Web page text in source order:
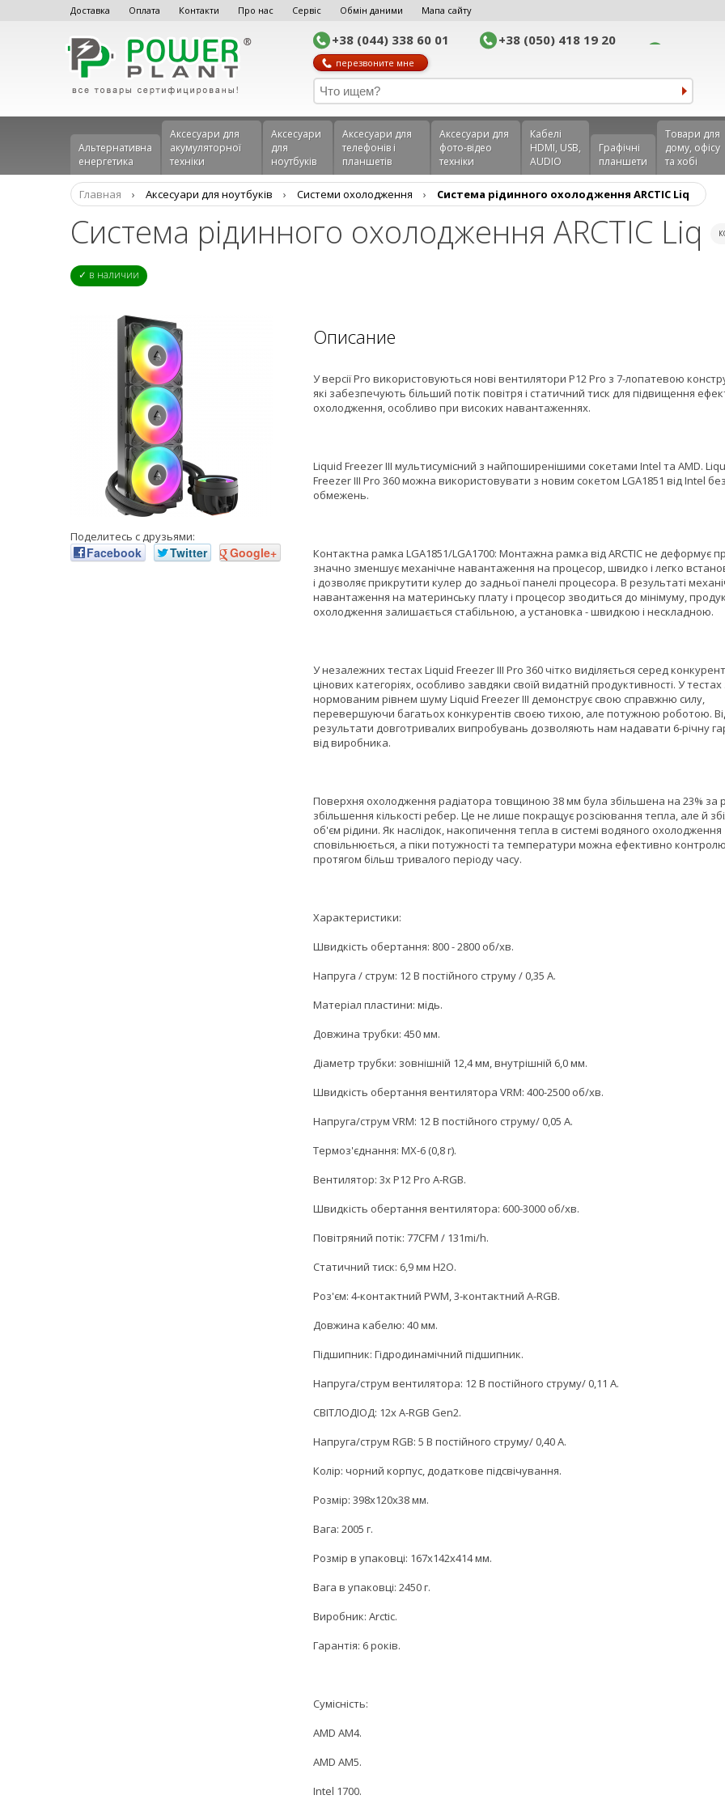
Доставка Оплата Контакти Про нас Сервіс Обмін даними Мапа сайту
+38 (044) 338 60 01 +38 (050) 418 19 20
перезвоните мне
Альтернативна
енергетика
Аксесуари для
акумуляторної
техніки
Аксесуари
для
ноутбуків
Аксеcуари для
телефонів і
планшетів
Аксесуари для
фото-відео
техніки
Кабелі
HDMI, USB,
AUDIO
Графічні
планшети
Товари для
дому, офісу
та хобі
Главная › Аксесуари для ноутбуків › Системи охолодження › Система рідинного охолодження ARCTIC Liq
Система рідинного охолодження ARCTIC Liq
✓ в наличии
Поделитесь с друзьями:
Facebook Twitter Google+
Описание
У версії Pro використовуються нові вентилятори P12 Pro з 7-лопатевою
які забезпечують більший потік повітря і статичний тиск для підвищення
охолодження, особливо при високих навантаженнях.
Liquid Freezer III мультисумісний з найпоширенішими сокетами Intel та AMD.
Freezer III Pro 360 можна використовувати з новим сокетом LGA1851 від Intel без
обмежень.
Контактна рамка LGA1851/LGA1700: Монтажна рамка від ARCTIC не деформує
значно зменшує механічне навантаження на процесор, швидко і легко
і дозволяє прикрутити кулер до задньої панелі процесора. В результаті
навантаження на материнську плату і процесор зводиться до мінімуму,
охолодження залишається стабільною, а установка - швидкою і нескладною.
У незалежних тестах Liquid Freezer III Pro 360 чітко виділяється серед
цінових категоріях, особливо завдяки своїй видатній продуктивності. У тестах
нормованим рівнем шуму Liquid Freezer III демонструє свою справжню силу,
перевершуючи багатьох конкурентів своєю тихою, але потужною роботою.
результати довготривалих випробувань дозволяють нам надавати 6-річну
від виробника.
Поверхня охолодження радіатора товщиною 38 мм була збільшена на 23% за
збільшення кількості ребер. Це не лише покращує розсіювання тепла, але й
об'єм рідини. Як наслідок, накопичення тепла в системі водяного охолодження
сповільнюється, а піки потужності та температури можна ефективно
протягом більш тривалого періоду часу.
Характеристики:
Швидкість обертання: 800 - 2800 об/хв.
Напруга / струм: 12 В постійного струму / 0,35 А.
Матеріал пластини: мідь.
Довжина трубки: 450 мм.
Діаметр трубки: зовнішній 12,4 мм, внутрішній 6,0 мм.
Швидкість обертання вентилятора VRM: 400-2500 об/хв.
Напруга/струм VRM: 12 В постійного струму/ 0,05 А.
Термоз'єднання: MX-6 (0,8 г).
Вентилятор: 3x P12 Pro A-RGB.
Швидкість обертання вентилятора: 600-3000 об/хв.
Повітряний потік: 77CFM / 131mі/h.
Статичний тиск: 6,9 мм H2O.
Роз'єм: 4-контактний PWM, 3-контактний A-RGB.
Довжина кабелю: 40 мм.
Підшипник: Гідродинамічний підшипник.
Напруга/струм вентилятора: 12 В постійного струму/ 0,11 А.
СВІТЛОДІОД: 12x A-RGB Gen2.
Напруга/струм RGB: 5 В постійного струму/ 0,40 А.
Колір: чорний корпус, додаткове підсвічування.
Розмір: 398x120x38 мм.
Вага: 2005 г.
Розмір в упаковці: 167x142x414 мм.
Вага в упаковці: 2450 г.
Виробник: Arctic.
Гарантія: 6 років.
Сумісність:
AMD AM4.
AMD AM5.
Intel 1700.